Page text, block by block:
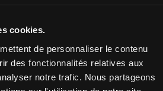
cookies.
de personnaliser le contenu
des fonctionnalités relatives aux
notre trafic. Nous partageons